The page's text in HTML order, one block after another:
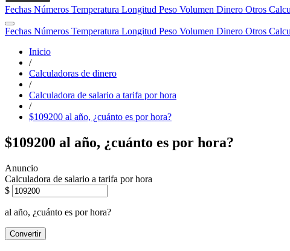
Fechas Números Temperatura Longitud Peso Volumen Dinero Otros
Fechas Números Temperatura Longitud Peso Volumen Dinero Otros
Inicio
/
Calculadoras de dinero
/
Calculadora de salario a tarifa por hora
/
$109200 al año, ¿cuánto es por hora?
$109200 al año, ¿cuánto es por hora?
Calculadora de salario a tarifa por hora
$
al año, ¿cuánto es por hora?
Convertir